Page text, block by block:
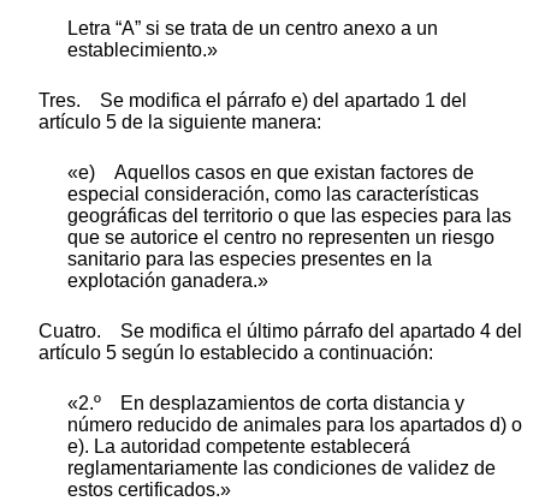
Letra “A” si se trata de un centro anexo a un
establecimiento.»
Tres. Se modifica el párrafo e) del apartado 1 del
artículo 5 de la siguiente manera:
«e) Aquellos casos en que existan factores de
especial consideración, como las características
geográficas del territorio o que las especies para las
que se autorice el centro no representen un riesgo
sanitario para las especies presentes en la
explotación ganadera.»
Cuatro. Se modifica el último párrafo del apartado 4 del
artículo 5 según lo establecido a continuación:
«2.º En desplazamientos de corta distancia y
número reducido de animales para los apartados d) o
e). La autoridad competente establecerá
reglamentariamente las condiciones de validez de
estos certificados.»